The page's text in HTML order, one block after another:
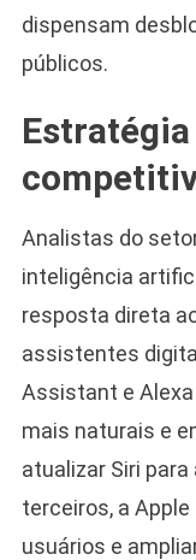
dispensam
públicos.
Analistas do
inteligência
resposta direta
assistentes
Assistant e
mais naturais e
atualizar Siri
terceiros, a
usuários e